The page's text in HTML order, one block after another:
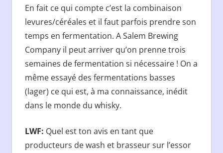
En fait ce qui compte c’est la combinaison
levures/céréales et il faut parfois prendre son
temps en fermentation. A Salem Brewing
Company il peut arriver qu’on prenne trois
semaines de fermentation si nécessaire ! On a
même essayé des fermentations basses
(lager) ce qui est, à ma connaissance, inédit
dans le monde du whisky.
LWF: Quel est ton avis en tant que
producteurs de wash et brasseur sur l’essor